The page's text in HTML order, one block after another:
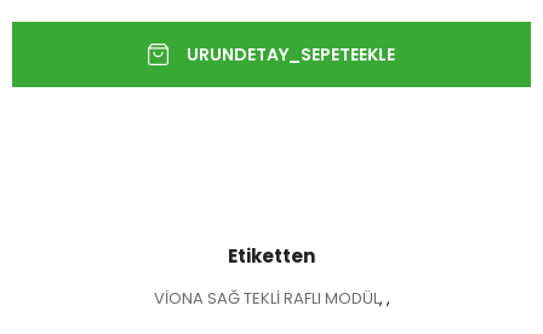
Etiketten
VİONA SAĞ TEKLİ RAFLI MODÜL, ,